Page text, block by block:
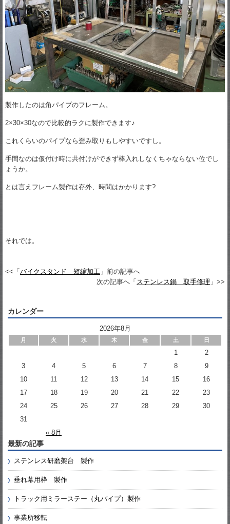
製作したのは角パイプのフレーム。
2×30×30なので比較的ラクに製作できます♪
これくらいのパイプなら歪み取りもしやすいですし。
手間なのは仮付け時に共付けができず棒入れしなくちゃならない位でし
ょうか。
とは言えフレーム製作は存外、時間はかかります?
それでは。
<<「バイクスタンド 短縮加工 」前の記事へ
次の記事へ「 ステンレス鍋 取手修理 」>>
カレンダー
2026年8月
月 火 水 木 金 土 日
« 8月
1
2
3
4 5 6 7 8
9
10
11 12 13 14 15
16
17
18 19 20 21 22
23
24
25 26 27 28 29
30
31
最新の記事
ステンレス研磨架台 製作
垂れ幕用枠 製作
トラック用ミラーステー（丸パイプ）製作
事業所移転